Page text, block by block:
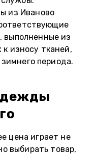
из Иваново
выполненные из
износу тканей,
периода.
цена играет не
выбирать товар,